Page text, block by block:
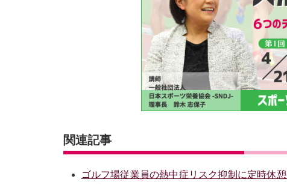
関連記事
ゴルフ場従業員の熱中症リスク抑制に定時休